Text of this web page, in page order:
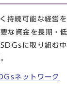
持続可能な経営
な資金を長期・
に取り組む
ネットワーク